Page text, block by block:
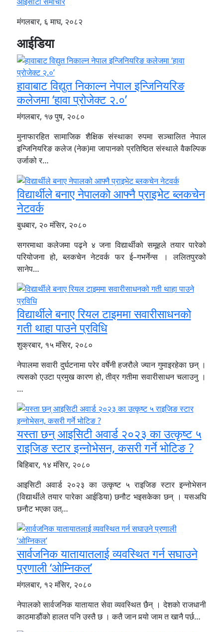
मंगलबार, ६ माघ, २०८२
आईडिया
हावाबाट विद्युत निकाल्न नेपाल इन्जिनियरिङ
कलेजमा ‘हावा प्रोजेक्ट २.०’​​​​​​​
मंगलबार, १७ पुष, २०८०
मुनाफारहित सामाजिक शैक्षिक संस्थाका रुपमा सञ्चालित नेपाल
इन्जिनियरिङ कलेज (नेक)मा जापानको प्रतिष्ठित संस्थाले वैकल्पिक
उर्जाको र…
विद्यार्थीले बनाए नेपालको आफ्नै प्राइभेट ब्लकचेन
नेटवर्क
बुधबार, २० मंसिर, २०८०
सगरमाथा कलेजमा पढ्ने ४ जना विद्यार्थीको समूहले तयार पारेको
परियोजना हो, ब्लकचेन नेटवर्क फर ई–गभर्नेन्स । ललितपुरको
सानेप…
विद्यार्थीले बनाए रियल टाइममा सवारीसाधनको
गती थाहा पाउने प्रविधि
शुक्रबार, १५ मंसिर, २०८०
नेपालमा सवारी दुर्घटनामा परेर वर्षेनी हजरौले ज्यान गुमाइरहेका छन् ।
त्यसको एउटा प्रमुख कारण हो, तीव्र गतीमा सवारीसाधन चलाउनु ।
…
यस्ता छन् आइसिटी अवार्ड २०२३ का उत्कृष्ट ५
राइजिङ स्टार इन्नोभेसन, कसरी गर्ने भोटिङ ?
बिहिबार, १४ मंसिर, २०८०
आइसिटी अवार्ड २०२३ का उत्कृष्ट ५ राइजिङ स्टार इन्नोभेसन
(विद्यार्थीले तयार पारेका आईडिया) छनौट भइसकेका छन् । यसअघि
छनौट भएका उत्…
सार्वजनिक यातायातलाई व्यवस्थित गर्न सघाउने
प्रणाली ‘ओम्निकल’
मंगलबार, १२ मंसिर, २०८०
नेपालको सार्वजनिक यातायात सेवा व्यवस्थित छैन् । देशको राजधानी
काठमाडौंको हालत पनि उस्तै छ । कतै जान पर्‍यो जाम त खानै पर्छ…